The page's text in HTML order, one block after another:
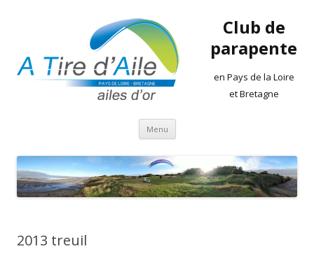
Club de
parapente
en Pays de la Loire
et Bretagne
Menu Aller
contenu
2013 treuil